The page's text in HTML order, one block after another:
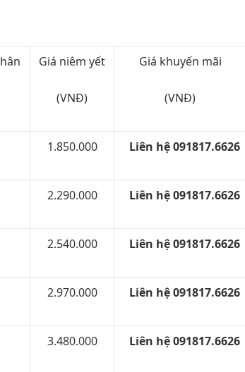
Giá niêm yết
(VNĐ)
Giá khuyến mãi
(VNĐ)
1.850.000 Liên hệ 091817.6626
2.290.000 Liên hệ 091817.6626
2.540.000 Liên hệ 091817.6626
2.970.000 Liên hệ 091817.6626
3.480.000 Liên hệ 091817.6626